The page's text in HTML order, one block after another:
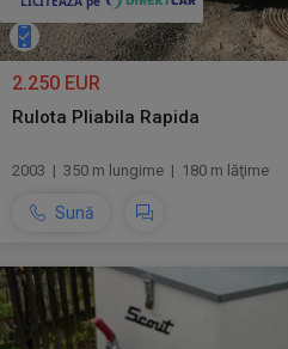
2.250 EUR
Rulota Pliabila Rapida
2003 | 350 m lungime | 180 m lăţime
Sună